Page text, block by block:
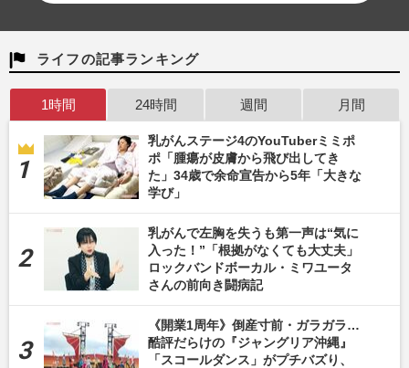
ライフの記事ランキング
1時間 24時間 週間 月間
乳がんステージ4のYouTuberミミポ
ポ「腫瘍が皮膚から飛び出してき
た」34歳で余命宣告から5年「大きな
学び」
乳がんで左胸を失うも第一声は“気に
入った！”「根拠がなくても大丈夫」
ロックバンドボーカル・ミワユータ
さんの前向き闘病記
《開業1周年》倒産寸前・ガラガラ…
酷評だらけの『ジャングリア沖縄』
「スコールダンス」がプチバズり、